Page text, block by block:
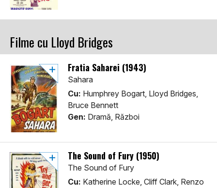
Filme cu Lloyd Bridges
Fratia Saharei (1943)
Sahara
Cu: Humphrey Bogart, Lloyd Bridges,
Bruce Bennett
Gen: Dramă, Război
The Sound of Fury (1950)
The Sound of Fury
Cu: Katherine Locke, Cliff Clark, Renzo